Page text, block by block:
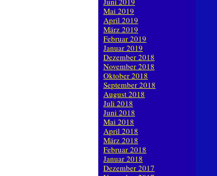
Mai 2019
April 2019
März 2019
Februar 2019
Januar 2019
Dezember 2018
November 2018
Oktober 2018
September 2018
August 2018
Juli 2018
Juni 2018
Mai 2018
April 2018
März 2018
Februar 2018
Januar 2018
Dezember 2017